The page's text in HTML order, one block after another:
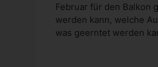
Febru­ar für den Bal­kon
wer­den kann, wel­che
was geern­tet wer­den